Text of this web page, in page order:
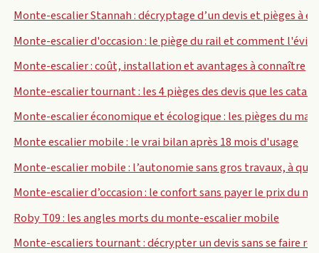
Monte-escalier Stannah : décryptage d’un devis et pièges à
Monte-escalier d'occasion : le piège du rail et comment
Monte-escalier : coût, installation et avantages à connaître
Monte-escalier tournant : les 4 pièges des devis que les
Monte-escalier économique et écologique : les pièges du
Monte escalier mobile : le vrai bilan après 18 mois d'usage
Monte-escalier mobile : l’autonomie sans gros travaux, à
Monte-escalier d’occasion : le confort sans payer le prix du
Roby T09 : les angles morts du monte-escalier mobile
Monte-escaliers tournant : décrypter un devis sans se faire